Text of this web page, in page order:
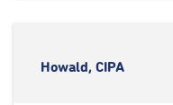
Howald, CIPA